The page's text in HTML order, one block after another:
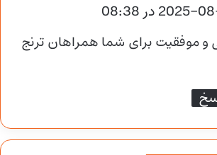
ف
ت
22 در 08:38
و موفقیت برای شما همراهان ترنج